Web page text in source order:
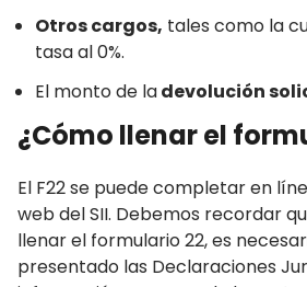
Otros cargos, tales como la
tasa al 0%.
El monto de ladevolución
¿Cómo llenar el
El F22 se puede completar en
web del SII. Debemos recordar
llenar el formulario 22, es
presentado las Declaraciones